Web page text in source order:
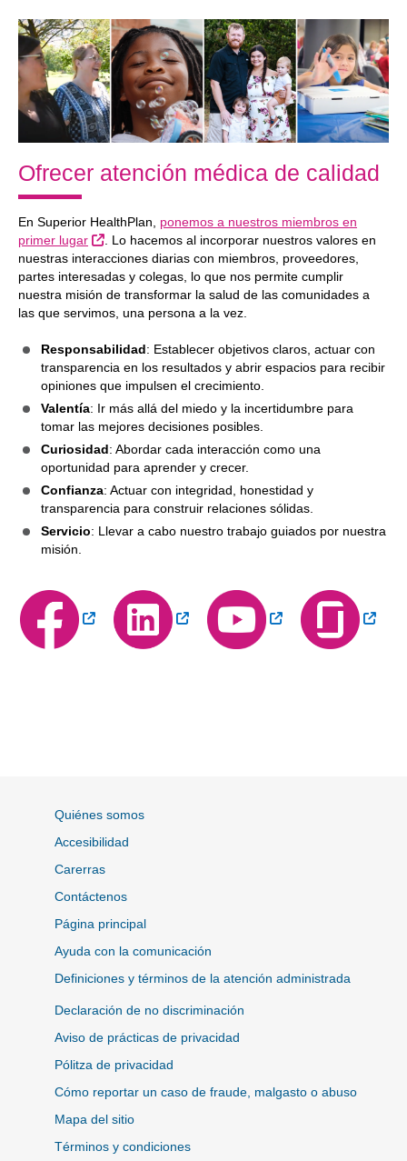
Ofrecer atención médica de calidad
En Superior HealthPlan, ponemos a nuestros miembros en
primer lugar
Sitio Externo
. Lo hacemos al incorporar nuestros valores en
nuestras interacciones diarias con miembros, proveedores,
partes interesadas y colegas, lo que nos permite cumplir
nuestra misión de transformar la salud de las comunidades a
las que servimos, una persona a la vez.
Responsabilidad: Establecer objetivos claros, actuar con
transparencia en los resultados y abrir espacios para recibir
opiniones que impulsen el crecimiento.
Valentía: Ir más allá del miedo y la incertidumbre para
tomar las mejores decisiones posibles.
Curiosidad: Abordar cada interacción como una
oportunidad para aprender y crecer.
Confianza: Actuar con integridad, honestidad y
transparencia para construir relaciones sólidas.
Servicio: Llevar a cabo nuestro trabajo guiados por nuestra
misión.
Sitio Externo Sitio Externo Sitio Externo
Quiénes somos
Accesibilidad
Carerras
Contáctenos
Página principal
Ayuda con la comunicación
Definiciones y términos de la atención administrada
Declaración de no discriminación
Aviso de prácticas de privacidad
Pólitza de privacidad
Cómo reportar un caso de fraude, malgasto o abuso
Mapa del sitio
Términos y condiciones